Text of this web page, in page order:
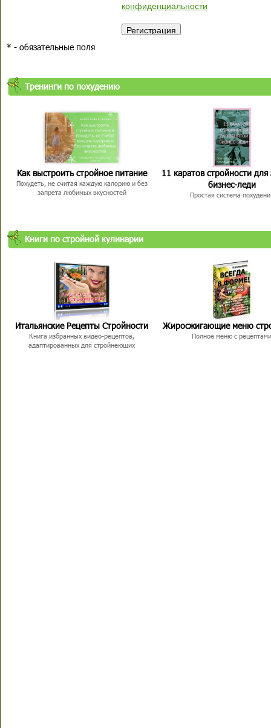
конфиденциальности
* - обязательные поля
Тренинги по похудению
Как выстроить стройное питание
Похудеть, не считая каждую калорию и без
запрета любимых вкусностей
11 каратов стройности для
бизнес-леди
Простая система
Книги по стройной кулинарии
Итальянские Рецепты Стройности
Книга избранных видео-рецептов,
адаптированных для стройнеющих
Жиросжигающие меню
Полное меню с рецептами